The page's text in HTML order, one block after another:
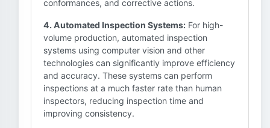
conformances, and corrective actions.
4. Automated Inspection Systems: For high-
volume production, automated inspection
systems using computer vision and other
technologies can significantly improve efficiency
and accuracy. These systems can perform
inspections at a much faster rate than human
inspectors, reducing inspection time and
improving consistency.